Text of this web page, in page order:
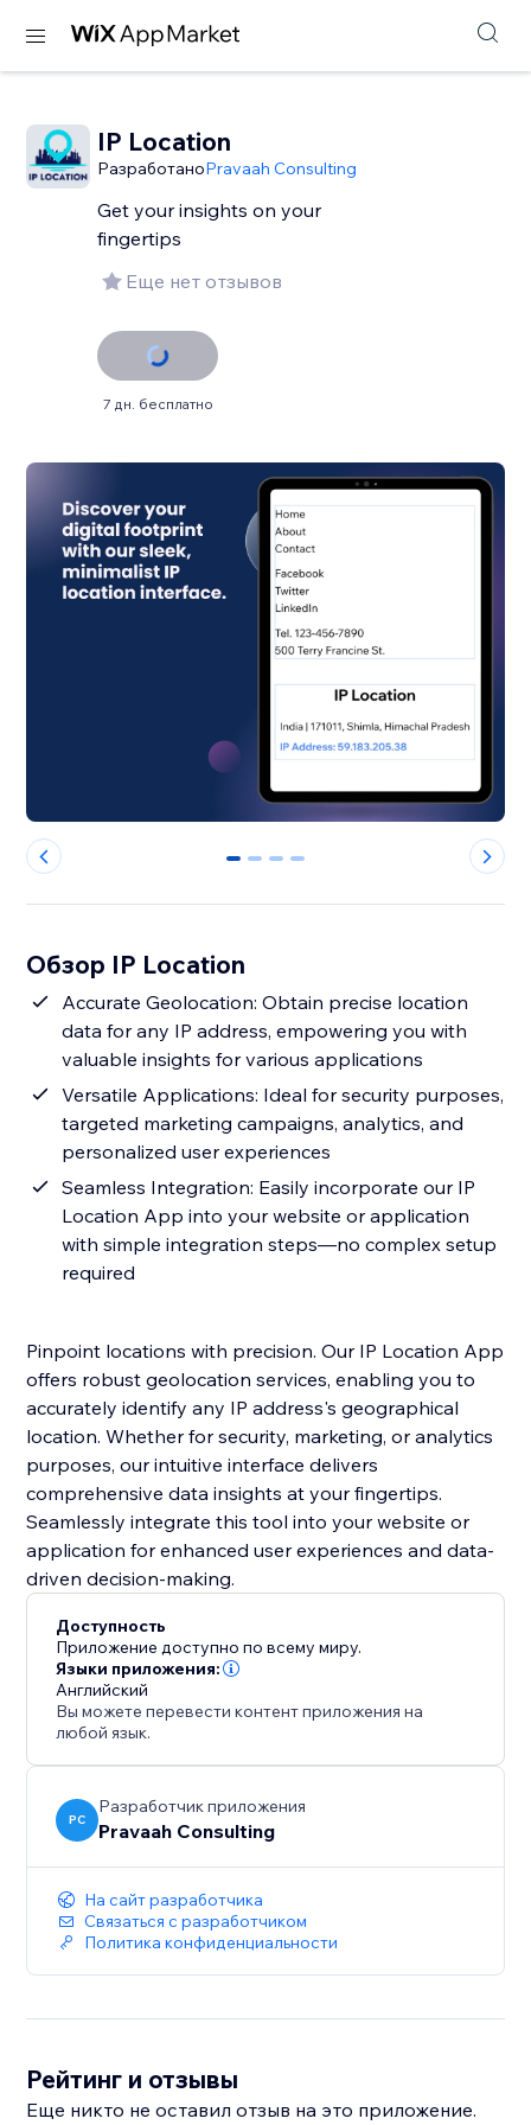
IP Location
РазработаноPravaah Consulting
Get your insights on your
fingertips
Еще нет отзывов
7 дн. бесплатно
0 1 2 3
Обзор IP Location
Accurate Geolocation: Obtain precise location
data for any IP address, empowering you with
valuable insights for various applications
Versatile Applications: Ideal for security purposes,
targeted marketing campaigns, analytics, and
personalized user experiences
Seamless Integration: Easily incorporate our IP
Location App into your website or application
with simple integration steps—no complex setup
required
Pinpoint locations with precision. Our IP Location App
offers robust geolocation services, enabling you to
accurately identify any IP address's geographical
location. Whether for security, marketing, or analytics
purposes, our intuitive interface delivers
comprehensive data insights at your fingertips.
Seamlessly integrate this tool into your website or
application for enhanced user experiences and data-
driven decision-making.
Доступность
Приложение доступно по всему миру.
Языки приложения:
Английский
Вы можете перевести контент приложения на
любой язык.
PC
Разработчик приложения
Pravaah Consulting
На сайт разработчика
Связаться с разработчиком
Политика конфиденциальности
Рейтинг и отзывы
Еще никто не оставил отзыв на это приложение.